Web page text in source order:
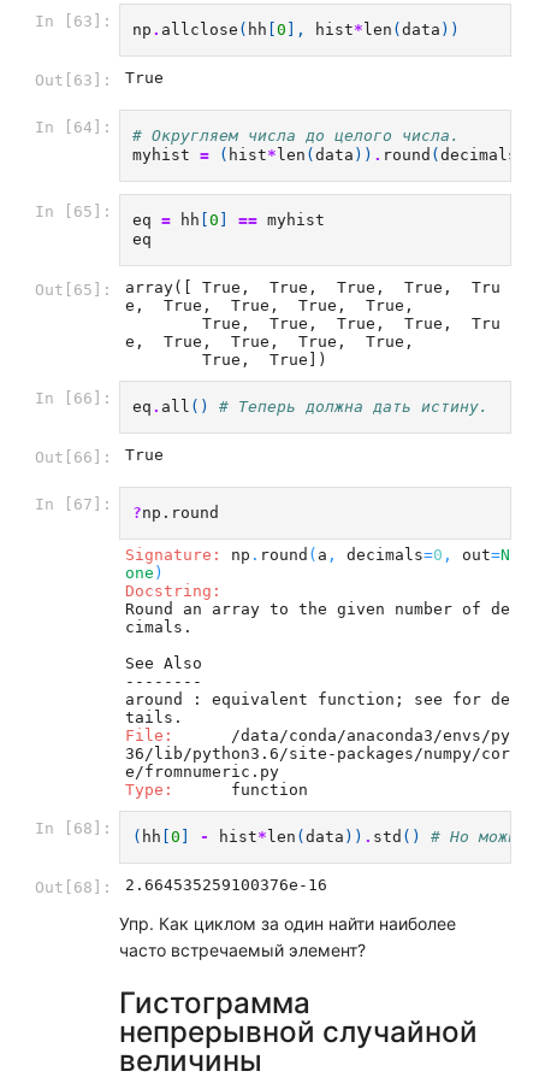
In [63]: np . allclose ( hh [0 ], hist* len (data ))
Out[63]: True
In [64]:
# Округляем числа до целого числа.
myhist
= ( hist* len (data )) . round (decimals
In [65]: eq = hh [0 == myhist
eq
Out[65]:
array([ True,  True,  True,  True,  Tru
e,  True,  True,  True,  True,
e,  True,  True,  True,  True,
        True,  True])
In [66]: eq . all () # Теперь должна дать истину.
Out[66]: True
In [67]: ?
Signature: np . round ( a , decimals=0 , out=N
one )
Docstring:
Round an array to the given number of de
cimals.
See Also
--------
around : equivalent function; see for de
File:
      /data/conda/anaconda3/envs/py
36/lib/python3.6/site-packages/numpy/cor
Type:
In [68]: ( hh [0 - hist* len (data )) . std () # Но можно
Out[68]: 2.664535259100376e-16
Упр. Как циклом за один найти наиболее
часто встречаемый элемент?
Гистограмма
непрерывной случайной
величины